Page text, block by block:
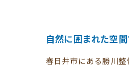
自然に囲まれた空
春日井市にある勝川